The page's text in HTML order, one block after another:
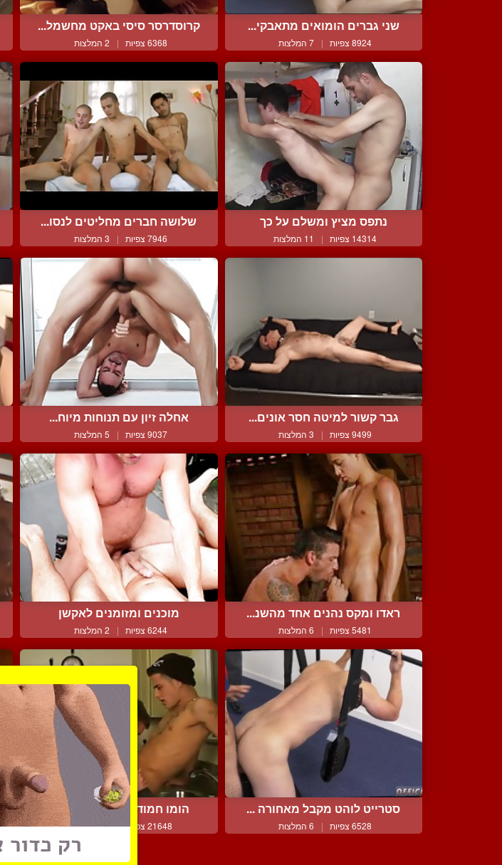
שני גברים הומואים מתאבקי...
8924 צפיות | 7 המלצות
קרוסדרסר סיסי באקט מחשמל...
6368 צפיות | 2 המלצות
נתפס מציץ ומשלם על כך
14314 צפיות | 11 המלצות
שלושה חברים מחליטים לנסו...
7946 צפיות | 3 המלצות
גבר קשור למיטה חסר אונים...
9499 צפיות | 3 המלצות
אחלה זיון עם תנוחות מיוח...
9037 צפיות | 5 המלצות
ראדו ומקס נהנים אחד מהשנ...
5481 צפיות | 6 המלצות
מוכנים ומזומנים לאקשן
6244 צפיות | 2 המלצות
סטרייט לוהט מקבל מאחורה ...
6528 צפיות | 6 המלצות
הומו חמוד וסקסי נותן לחב...
21648 צפיות | 19 המלצות
צור קשר